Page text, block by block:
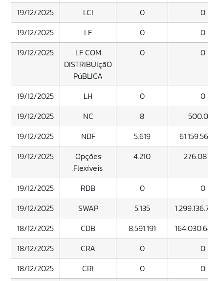
19/12/2025
LCI 0
0
19/12/2025
LF 0
0
19/12/2025
LF COM
DISTRIBUIçãO
PúBLICA
0 0
19/12/2025 LH 0
0
19/12/2025
NC 8
500.000
19/12/2025
NDF 5.619
19/12/2025
Opções
Flexíveis
4.210
19/12/2025 RDB 0
0
19/12/2025
SWAP 5.135
18/12/2025
CDB 8.591.191
18/12/2025
CRA 0
0
18/12/2025
CRI 0 0